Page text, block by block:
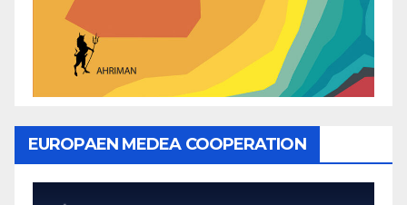
EUROPAEN MEDEA COOPERATION